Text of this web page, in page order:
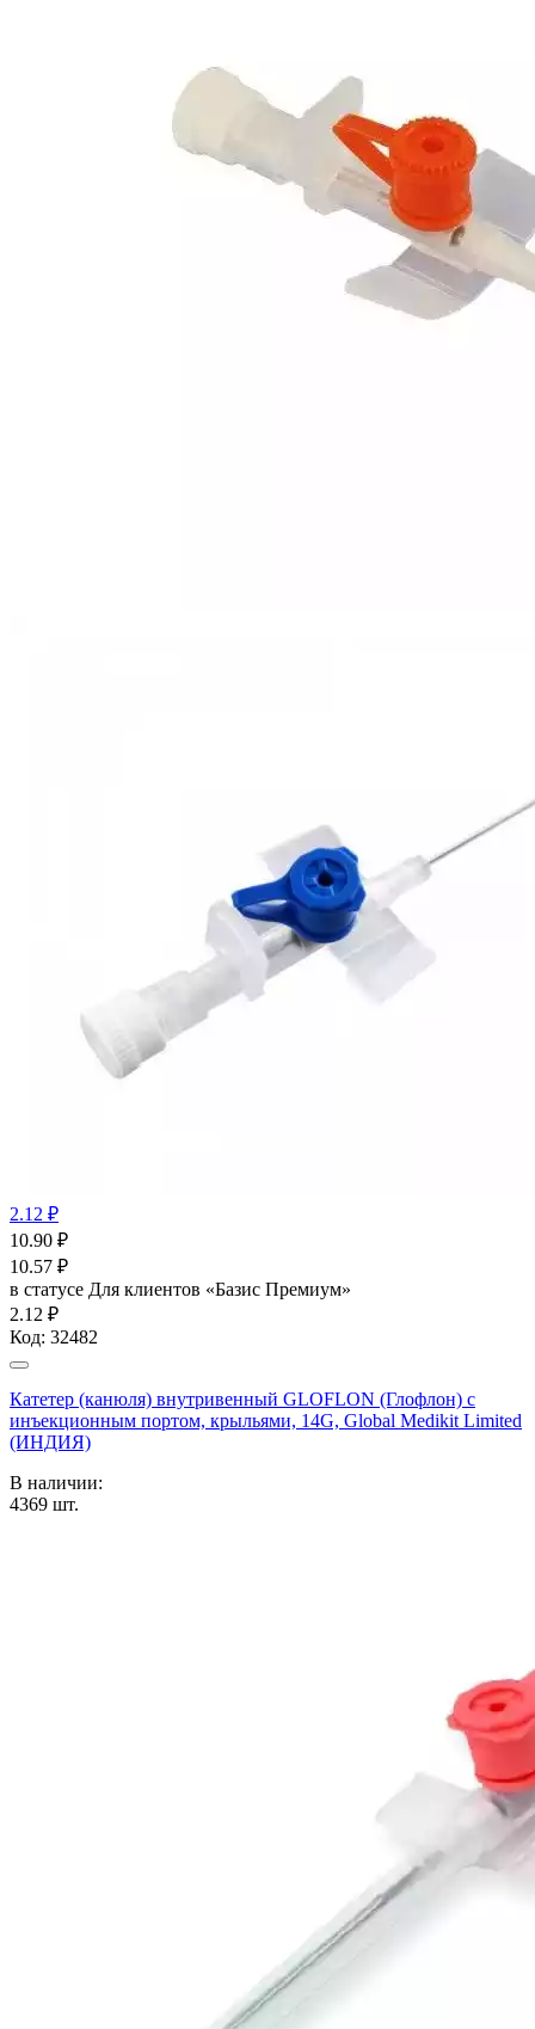
2.12 ₽
10.90 ₽
10.57 ₽
в статусе Для клиентов «Базис Премиум»
2.12 ₽
Код: 32482
Катетер (канюля) внутривенный GLOFLON (Глофлон) с
инъекционным портом, крыльями, 14G, Global Medikit Limited
(ИНДИЯ)
В наличии:
4369 шт.